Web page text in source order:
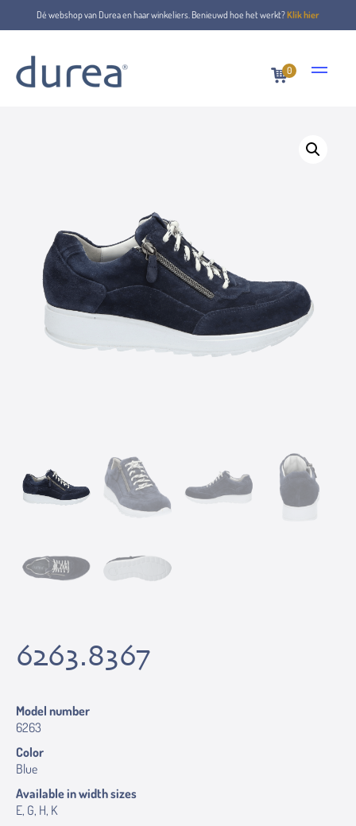
Dé webshop van Durea en haar winkeliers. Benieuwd hoe het werkt?Klik hier
0
Home Lace-up shoes
6263.8367
Model number
6263
Color
Blue
Available in width sizes
E, G, H, K